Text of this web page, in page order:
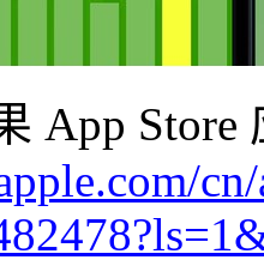
App